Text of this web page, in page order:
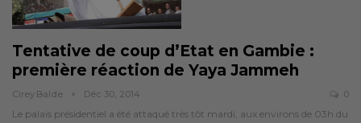
Tentative de coup d’Etat en Gambie :
première réaction de Yaya Jammeh
Cirey.balde Déc 30, 2014 0
Le palais présidentiel a été attaqué très tôt mardi, aux environs de 03h du